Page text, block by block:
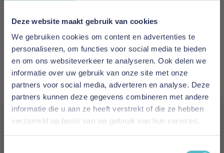
Deze website maakt gebruik van cookies
We gebruiken cookies om content en advertenties te
personaliseren, om functies voor social media te bieden
en om ons websiteverkeer te analyseren. Ook delen we
informatie over uw gebruik van onze site met onze
partners voor social media, adverteren en analyse. Deze
partners kunnen deze gegevens combineren met andere
informatie die u aan ze heeft verstrekt of die ze hebben
verzameld op basis van uw gebruik van hun services.
Warmteklasse:4.5 (licht)
Vulling:100% zilverwit eendendons
Tijk:Lyocell (TENCEL™) / zijde satijn
Eigenschappen:lichtgewicht, ademend, luxe
huidgevoel
Onderhoud:professionele reiniging
Meer informatie